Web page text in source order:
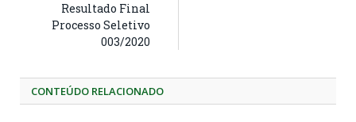
Resultado Final
Processo Seletivo
003/2020
CONTEÚDO RELACIONADO